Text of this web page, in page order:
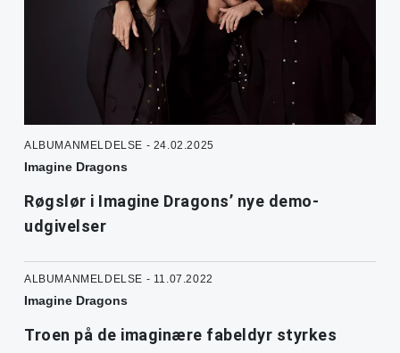
ALBUMANMELDELSE - 24.02.2025
Imagine Dragons
Røgslør i Imagine Dragons’ nye demo-
udgivelser
ALBUMANMELDELSE - 11.07.2022
Imagine Dragons
Troen på de imaginære fabeldyr styrkes